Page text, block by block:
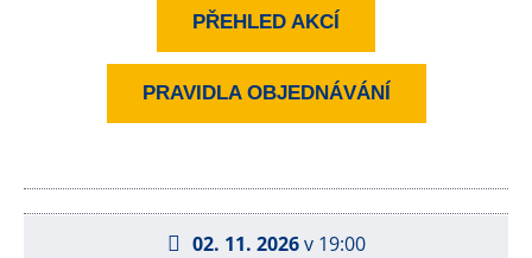
PŘEHLED AKCÍ
PRAVIDLA OBJEDNÁVÁNÍ
02. 11. 2026v 19:00